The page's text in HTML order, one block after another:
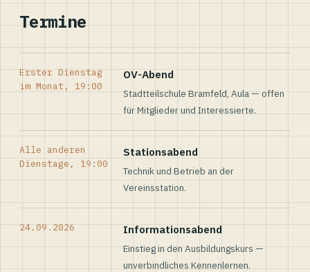
Termine
Erster Dienstag
im Monat, 19:00
OV-Abend
Stadtteilschule Bramfeld, Aula — offen
für Mitglieder und Interessierte.
Alle anderen
Dienstage, 19:00
Stationsabend
Technik und Betrieb an der
Vereinsstation.
24.09.2026 Informationsabend
Einstieg in den Ausbildungskurs —
unverbindliches Kennenlernen.